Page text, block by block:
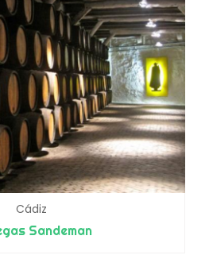
Cádiz
Sandeman